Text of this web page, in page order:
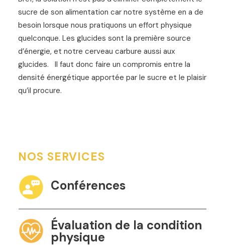
sucre de son alimentation car notre système en a de
besoin lorsque nous pratiquons un effort physique
quelconque. Les glucides sont la première source
d’énergie, et notre cerveau carbure aussi aux
glucides. Il faut donc faire un compromis entre la
densité énergétique apportée par le sucre et le plaisir
qu’il procure.
NOS SERVICES
Conférences
Évaluation de la condition
physique